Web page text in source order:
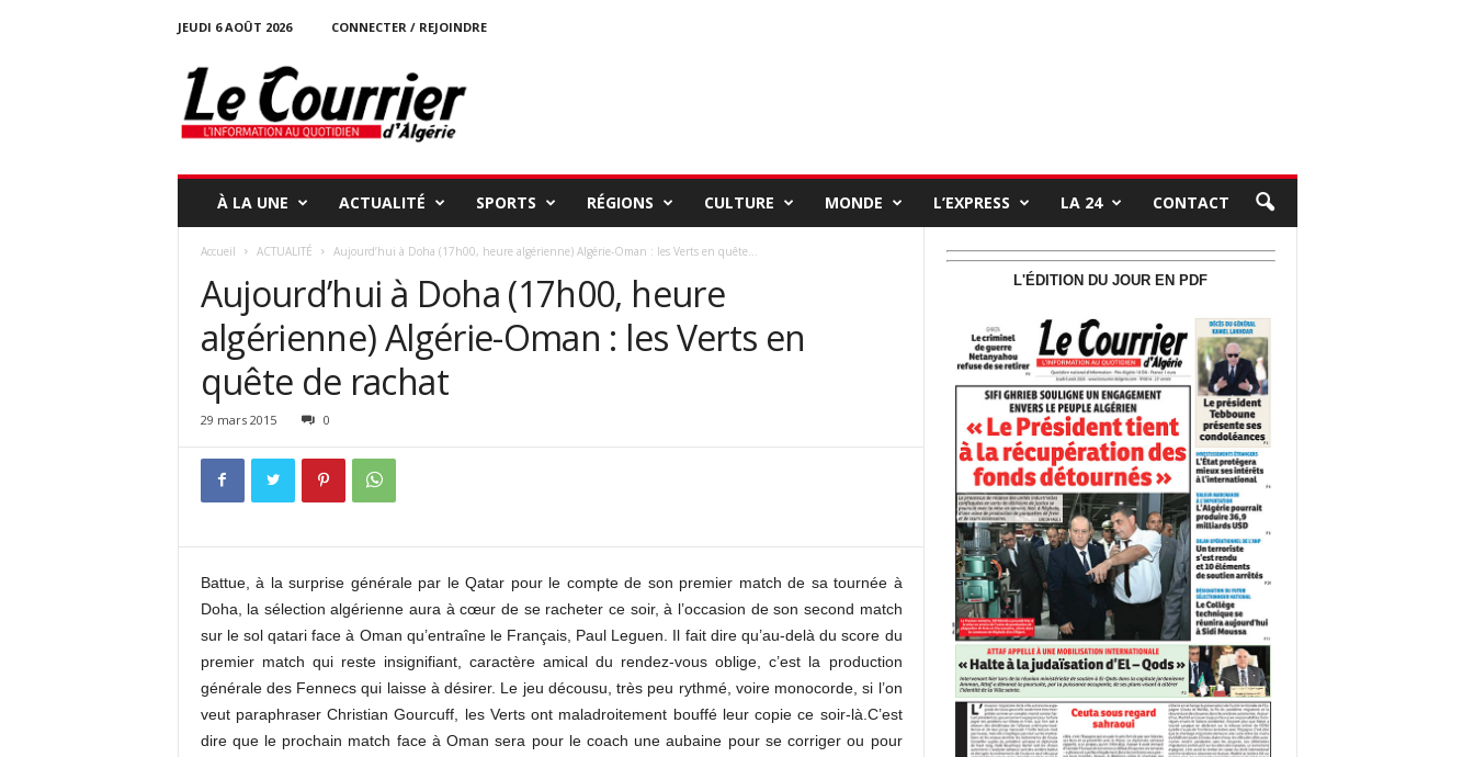
JEUDI 6 AOÛT 2026
CONNECTER / REJOINDRE
o
u
i
À LA UNE ACTUALITÉ SPORTS RÉGIONS CULTURE MONDE L’EXPRESS LA 24 CONTACT
Accueil ACTUALITÉ Aujourd’hui à Doha (17h00, heure algérienne) Algérie-Oman : les Verts en quête...
Aujourd’hui à Doha (17h00, heure
algérienne) Algérie-Oman : les Verts en
quête de rachat
29 mars 2015 0
Battue, à la surprise générale par le Qatar pour le compte de son premier match de sa tournée à
Doha, la sélection algérienne aura à cœur de se racheter ce soir, à l’occasion de son second match
sur le sol qatari face à Oman qu’entraîne le Français, Paul Leguen. Il fait dire qu’au-delà du score du
premier match qui reste insignifiant, caractère amical du rendez-vous oblige, c’est la production
générale des Fennecs qui laisse à désirer. Le jeu décousu, très peu rythmé, voire monocorde, si l’on
veut paraphraser Christian Gourcuff, les Verts ont maladroitement bouffé leur copie ce soir-là.C’est
dire que le prochain match face à Oman sera pour le coach une aubaine pour se corriger ou pour
L'ÉDITION DU JOUR EN PDF